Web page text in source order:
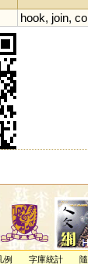
hook, join,
例 字庫統計